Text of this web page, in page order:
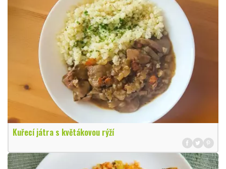
Kuřecí játra s květákovou rýží